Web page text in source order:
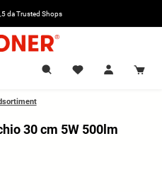
da Trusted Shops
30 cm 5W 500lm